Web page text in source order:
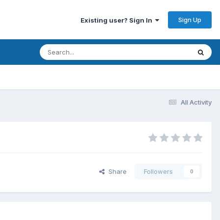
Existing user? Sign In Sign Up
All Activity
Share Followers 0